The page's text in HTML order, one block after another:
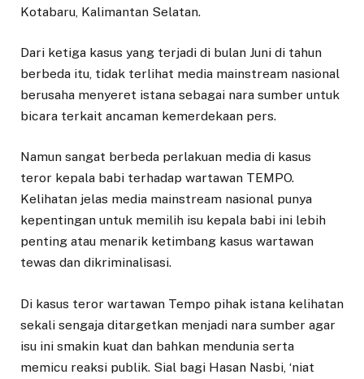
Kotabaru, Kalimantan Selatan.
Dari ketiga kasus yang terjadi di bulan Juni di tahun
berbeda itu, tidak terlihat media mainstream nasional
berusaha menyeret istana sebagai nara sumber untuk
bicara terkait ancaman kemerdekaan pers.
Namun sangat berbeda perlakuan media di kasus
teror kepala babi terhadap wartawan TEMPO.
Kelihatan jelas media mainstream nasional punya
kepentingan untuk memilih isu kepala babi ini lebih
penting atau menarik ketimbang kasus wartawan
tewas dan dikriminalisasi.
Di kasus teror wartawan Tempo pihak istana kelihatan
sekali sengaja ditargetkan menjadi nara sumber agar
isu ini smakin kuat dan bahkan mendunia serta
memicu reaksi publik. Sial bagi Hasan Nasbi, ‘niat